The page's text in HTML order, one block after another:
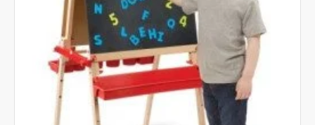
потрібно грамотно підходити до вибору іграшок та
пристосувань для занять творчістю.
В інтернет-магазині Kidobo
https://kidobo.com.ua/dlya-navchalnoh-protsesu/molbert-
chkilni-doshky
можна купити якісні дошки, мольберти, інструменти